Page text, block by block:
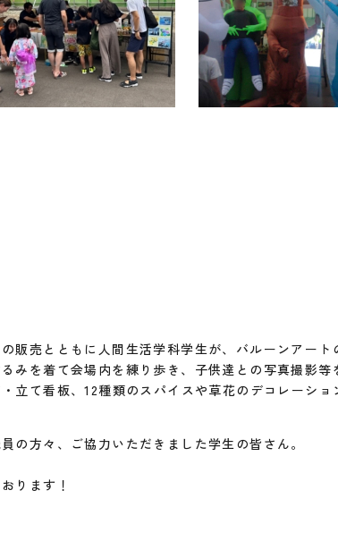
販売とともに人間生活学科学生が、バルーンアー
みを着て会場内を練り歩き、子供達との写真撮影等
立て看板、12種類のスパイスや草花のデコレーシ
の方々、ご協力いただきました学生の皆さん。
ります！